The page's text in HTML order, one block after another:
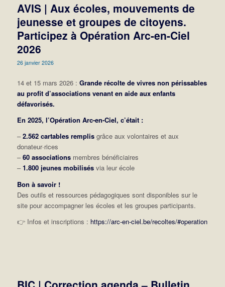
AVIS | Aux écoles, mouvements de
jeunesse et groupes de citoyens.
Participez à Opération Arc-en-Ciel
2026
26 janvier 2026
14 et 15 mars 2026 : Grande récolte de vivres non périssables
au profit d’associations venant en aide aux enfants
défavorisés.
En 2025, l’Opération Arc-en-Ciel, c’était :
–2.562 cartables remplisgrâce aux volontaires et aux
donateur·rices
–60 associationsmembres bénéficiaires
–1.800 jeunes mobilisésvia leur école
Bon à savoir !
Des outils et ressources pédagogiques sont disponibles sur le
site pour accompagner les écoles et les groupes participants.
👉Infos et inscriptions : https://arc-en-ciel.be/recoltes/#operation